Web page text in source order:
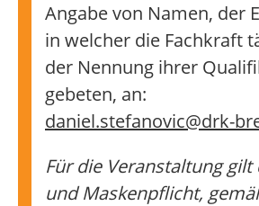
Angabe von Namen, der
in welcher die Fachkraft
der Nennung ihrer
gebeten, an:
daniel.stefanovic@drk-
Für die Veranstaltung gilt
und Maskenpflicht,